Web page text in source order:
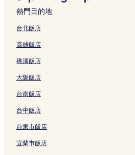
a
l
i
連
p
o
r
b
I
H
G
的
結
結
o
r
t
T
o
y
u
a
的
結
連
結
的
連
結
o
y
u
n
連
結
連
結
的
連
結
-
H
o
t
l
的
連
結
t
e
l
a
y
u
a
n
連
l
T
a
y
a
n
的
連
t
R
e
o
t
H
o
t
l
連
結
熱門目的地
台北飯店
高雄飯店
礁溪飯店
大阪飯店
台南飯店
台中飯店
台東市飯店
宜蘭市飯店